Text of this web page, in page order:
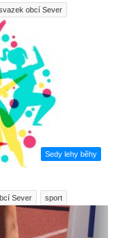
obcí Sever
Sedy lehy běhy
Sever sport